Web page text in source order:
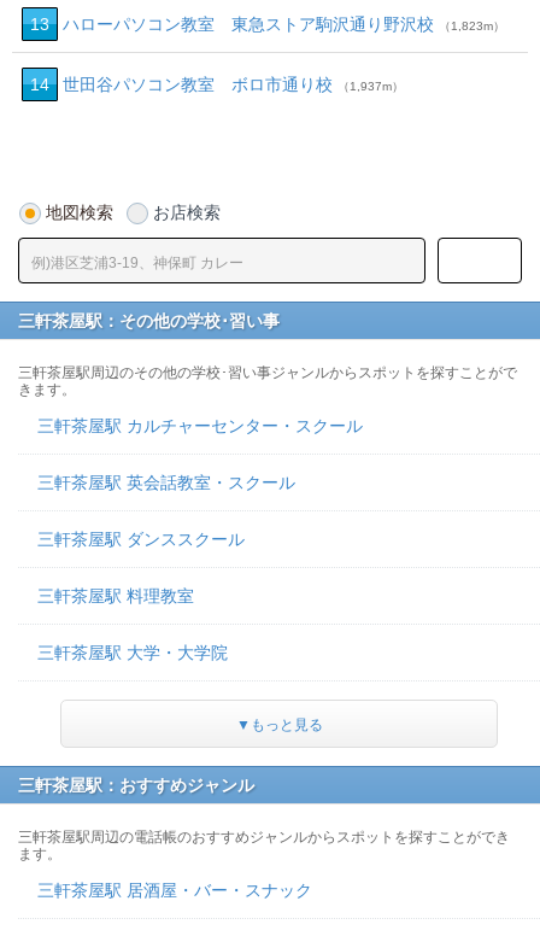
13 ハローパソコン教室 東急ストア駒沢通り野沢校 （1,823m）
14 世田谷パソコン教室 ボロ市通り校 （1,937m）
地図検索 お店検索
三軒茶屋駅：その他の学校･習い事
三軒茶屋駅周辺のその他の学校･習い事ジャンルからスポットを探すことがで
きます。
三軒茶屋駅 カルチャーセンター・スクール
三軒茶屋駅 英会話教室・スクール
三軒茶屋駅 ダンススクール
三軒茶屋駅 料理教室
三軒茶屋駅 大学・大学院
▼もっと見る
三軒茶屋駅：おすすめジャンル
三軒茶屋駅周辺の電話帳のおすすめジャンルからスポットを探すことができ
ます。
三軒茶屋駅 居酒屋・バー・スナック